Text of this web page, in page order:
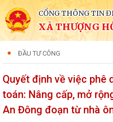
CỔNG THÔNG TIN
XÃ THƯỢNG
ĐẦU TƯ CÔNG
Quyết định về việc phê
toán: Nâng cấp, mở
An Đông đoạn từ nhà